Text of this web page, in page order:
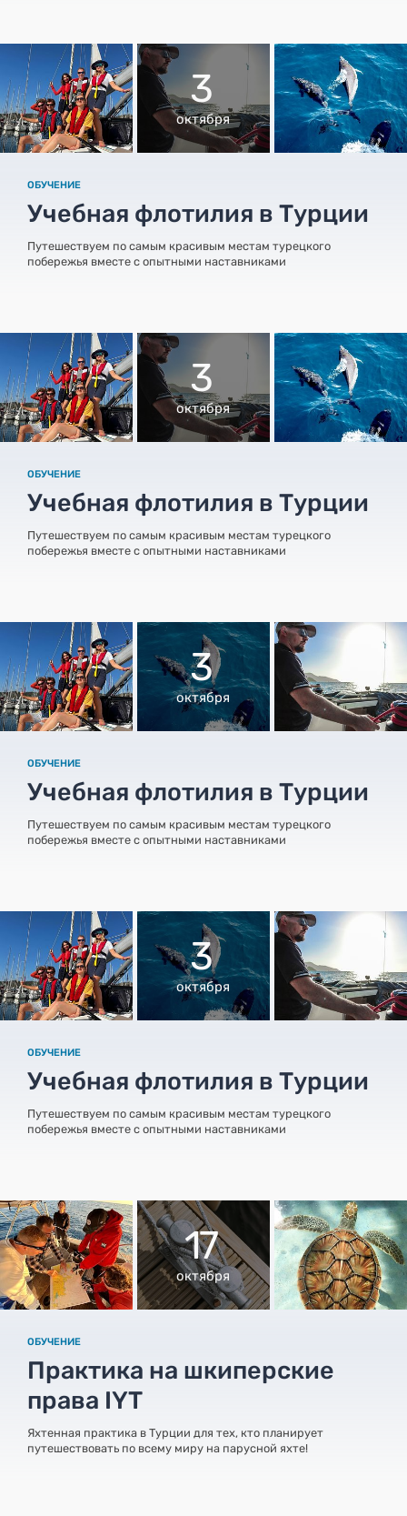
3
октября
ОБУЧЕНИЕ
Учебная флотилия в Турции
Путешествуем по самым красивым местам турецкого
побережья вместе с опытными наставниками
3
октября
ОБУЧЕНИЕ
Учебная флотилия в Турции
Путешествуем по самым красивым местам турецкого
побережья вместе с опытными наставниками
3
октября
ОБУЧЕНИЕ
Учебная флотилия в Турции
Путешествуем по самым красивым местам турецкого
побережья вместе с опытными наставниками
3
октября
ОБУЧЕНИЕ
Учебная флотилия в Турции
Путешествуем по самым красивым местам турецкого
побережья вместе с опытными наставниками
17
октября
ОБУЧЕНИЕ
Практика на шкиперские
права IYT
Яхтенная практика в Турции для тех, кто планирует
путешествовать по всему миру на парусной яхте!